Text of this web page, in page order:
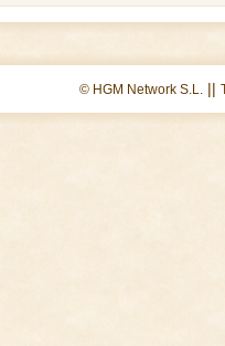
© HGM Network S.L. ||